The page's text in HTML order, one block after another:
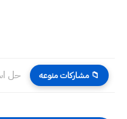
📁 مشاركات منوعه